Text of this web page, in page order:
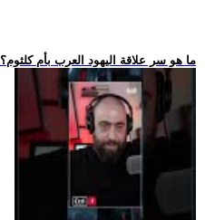
.. ما هو سر علاقة اليهود العرب بأم كلثوم؟